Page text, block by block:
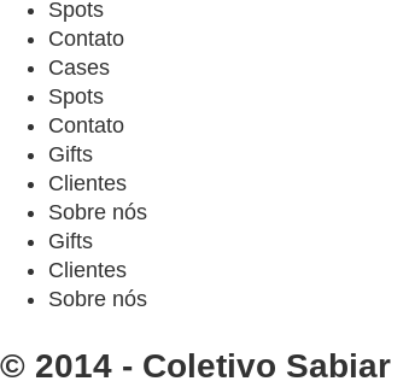
Spots
Contato
Cases
Spots
Contato
Gifts
Clientes
Sobre nós
Gifts
Clientes
Sobre nós
© 2014 - Coletivo Sabiar